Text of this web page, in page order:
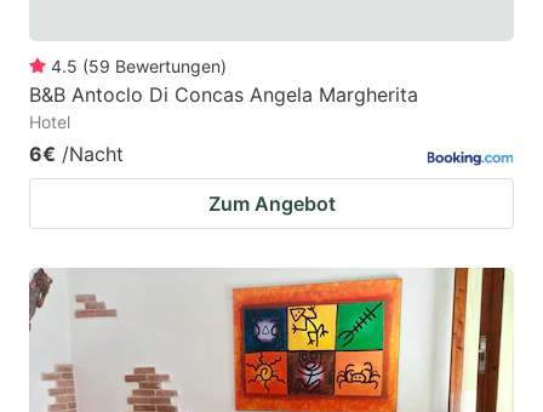
4.5 (59 Bewertungen)
B&B Antoclo Di Concas Angela Margherita
Hotel
6€ /Nacht
Zum Angebot